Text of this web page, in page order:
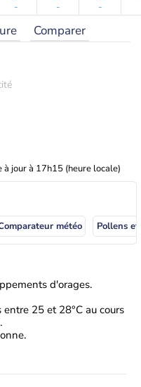
- - -
Comparer
à jour à 17h15 (heure locale)
météo Pollens
d'orages.
25 et 28°C au cours